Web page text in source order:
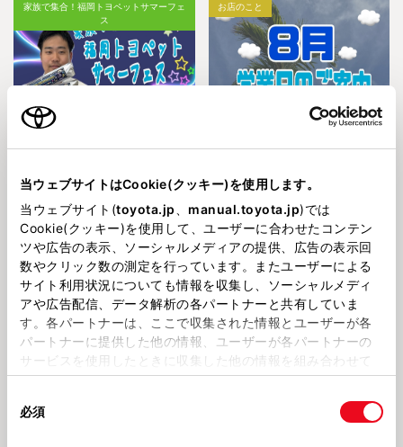
当ウェブサイトはCookie(クッキー)を使用します。
当ウェブサイト(toyota.jp manual.toyota.jp)では
Cookie(クッキー)を使用して、ユーザーに合わせたコンテン
ツや広告の表示、ソーシャルメディアの提供、広告の表示回
数やクリック数の測定を行っています。またユーザーによる
サイト利用状況についても情報を収集し、ソーシャルメディ
アや広告配信、データ解析の各パートナーと共有していま
す。各パートナーは、ここで収集された情報とユーザーが各
パートナーに提供した他の情報、ユーザーが各パートナーの
サービスを使用したときに収集した他の情報を組み合わせて
使用することがあります。当ウェブサイトの使用を続行する
必須
家族で集合！福岡トヨペットサマーフェ
ス
お店のこと
2026年夏休み試乗モニター
2026710
久留米店★試乗モニターキャンペ
ーン応募明日まで💦
夏休み！お出かけSUVフェア
202673
久留米店★夏休み!お出かけSUV
フェア☀
お店のこと
アルファード・ヴェルファイアデビュー